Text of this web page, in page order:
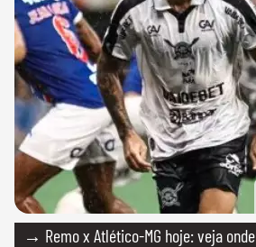
→ Remo x Atlético-MG hoje: veja onde